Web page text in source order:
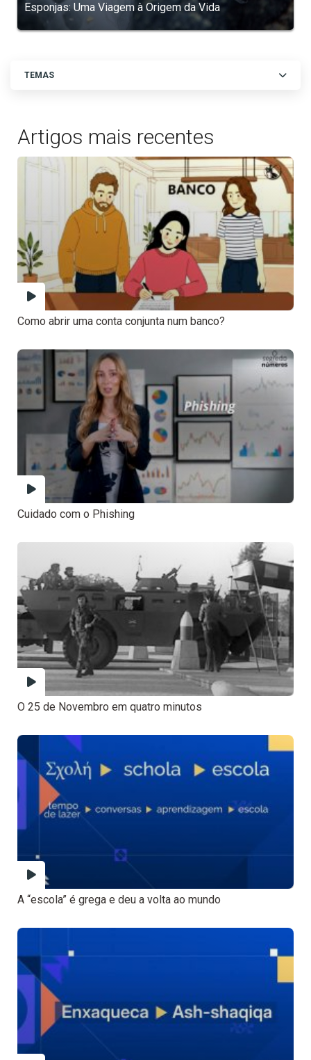
Esponjas: Uma Viagem à Origem da Vida
TEMAS
Artigos mais recentes
Como abrir uma conta conjunta num banco?
Cuidado com o Phishing
O 25 de Novembro em quatro minutos
A “escola” é grega e deu a volta ao mundo